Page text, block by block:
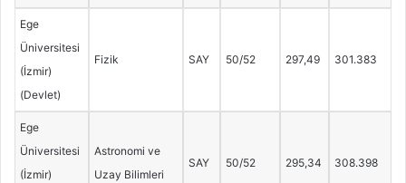
Ege
Üniversitesi
(İzmir)
(Devlet)
Fizik SAY 50/52 297,49 301.383
Ege
Üniversitesi
(İzmir)
Astronomi ve
Uzay Bilimleri
SAY 50/52 295,34 308.398